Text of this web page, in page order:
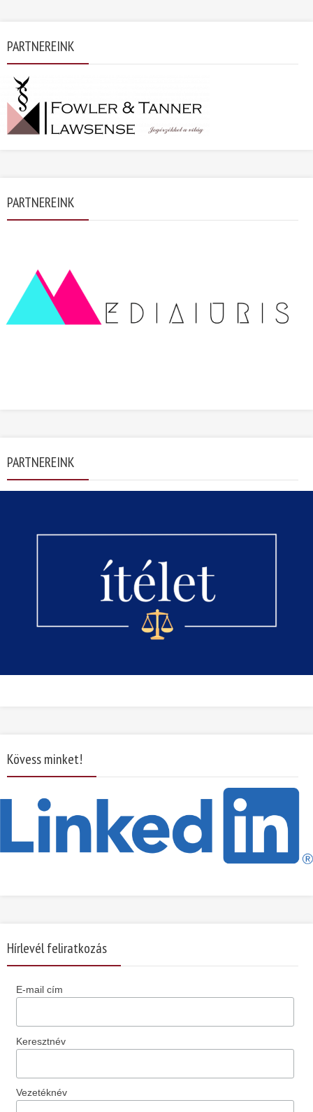
PARTNEREINK
PARTNEREINK
PARTNEREINK
Kövess minket!
Hírlevél feliratkozás
E-mail cím
Keresztnév
Vezetéknév